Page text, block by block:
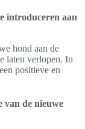
introduceren aan
hond aan de
laten verlopen. In
positieve en
van de nieuwe